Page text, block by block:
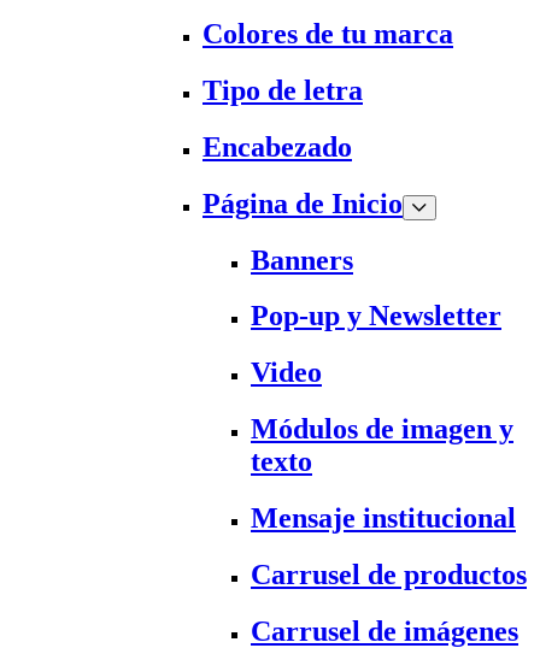
Colores de tu marca
Tipo de letra
Encabezado
Página de Inicio
Banners
Pop-up y Newsletter
Video
Módulos de imagen y
texto
Mensaje institucional
Carrusel de productos
Carrusel de imágenes